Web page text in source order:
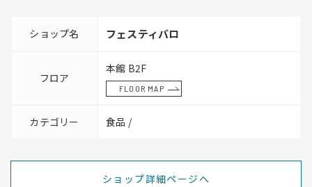
ショップ名 フェスティバロ
フロア
本館 B2F
FLOOR MAP
カテゴリー 食品 /
ショップ詳細ページへ